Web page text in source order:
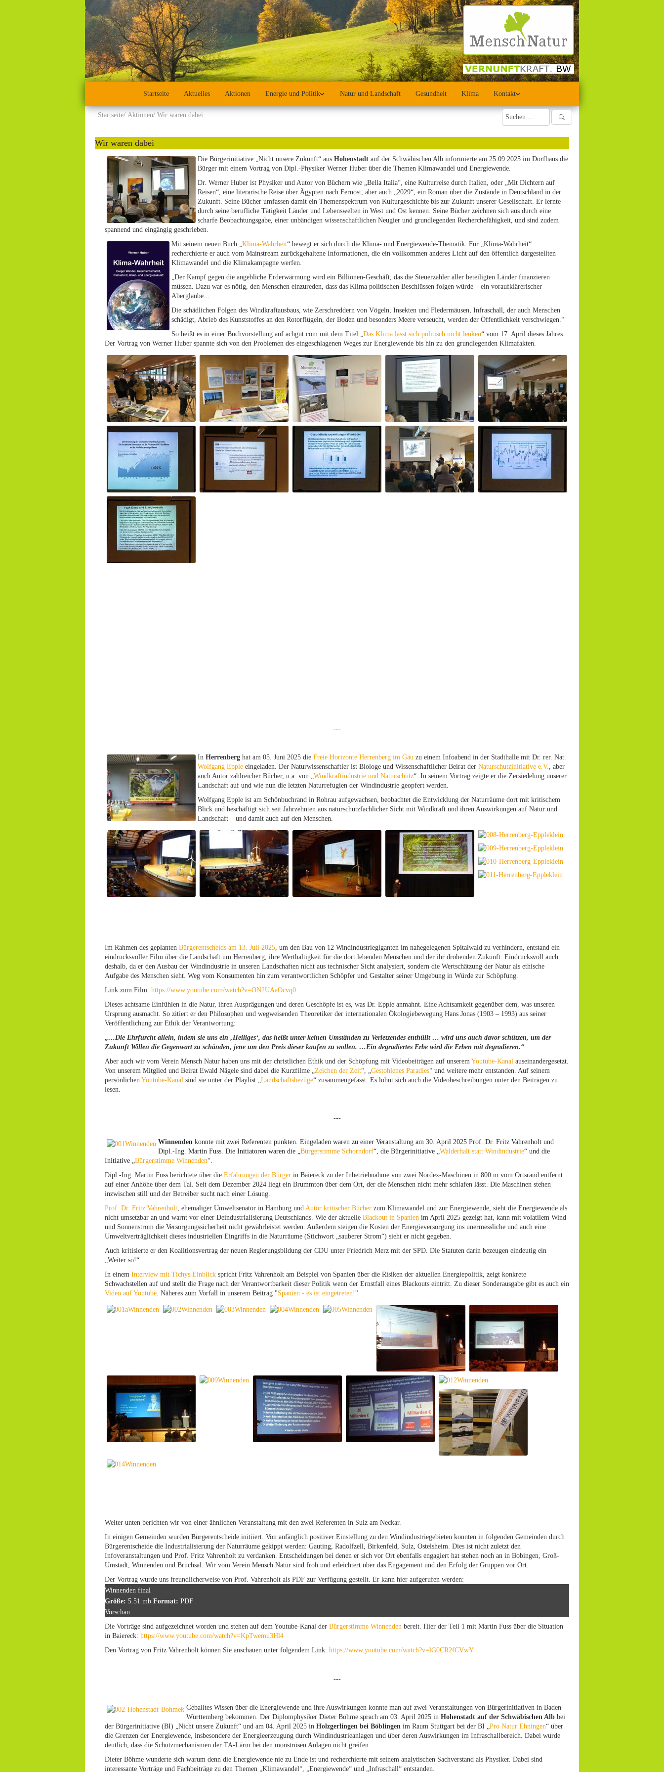
Startseite Aktuelles Aktionen Energie und Politik Natur und Landschaft Gesundheit Klima Kontakt
Startseite Aktionen Wir waren dabei
Wir waren dabei
Die Bürgerinitiative „Nicht unsere Zukunft“ aus Hohenstadt auf der Schwäbischen Alb informierte am 25.09.2025 im Dorfhaus die
Bürger mit einem Vortrag von Dipl.-Physiker Werner Huber über die Themen Klimawandel und Energiewende.
Dr. Werner Huber ist Physiker und Autor von Büchern wie „Bella Italia“, eine Kulturreise durch Italien, oder „Mit Dichtern auf
Reisen“, eine literarische Reise über Ägypten nach Fernost, aber auch „2029“, ein Roman über die Zustände in Deutschland in der
Zukunft. Seine Bücher umfassen damit ein Themenspektrum von Kulturgeschichte bis zur Zukunft unserer Gesellschaft. Er lernte
durch seine berufliche Tätigkeit Länder und Lebenswelten in West und Ost kennen. Seine Bücher zeichnen sich aus durch eine
scharfe Beobachtungsgabe, einer unbändigen wissenschaftlichen Neugier und grundlegenden Recherchefähigkeit, und sind zudem
spannend und eingängig geschrieben.
Mit seinem neuen Buch „Klima-Wahrheit“ bewegt er sich durch die Klima- und Energiewende-Thematik. Für „Klima-Wahrheit“
recherchierte er auch vom Mainstream zurückgehaltene Informationen, die ein vollkommen anderes Licht auf den öffentlich dargestellten
Klimawandel und die Klimakampagne werfen.
„Der Kampf gegen die angebliche Erderwärmung wird ein Billionen-Geschäft, das die Steuerzahler aller beteiligten Länder finanzieren
müssen. Dazu war es nötig, den Menschen einzureden, dass das Klima politischen Beschlüssen folgen würde – ein voraufklärerischer
Aberglaube...
Die schädlichen Folgen des Windkraftausbaus, wie Zerschreddern von Vögeln, Insekten und Fledermäusen, Infraschall, der auch Menschen
schädigt, Abrieb des Kunststoffes an den Rotorflügeln, der Boden und besonders Meere verseucht, werden der Öffentlichkeit verschwiegen.“
So heißt es in einer Buchvorstellung auf achgut.com mit dem Titel „Das Klima lässt sich politisch nicht lenken“ vom 17. April dieses Jahres.
Der Vortrag von Werner Huber spannte sich von den Problemen des eingeschlagenen Weges zur Energiewende bis hin zu den grundlegenden Klimafakten.
---
In Herrenberg hat am 05. Juni 2025 die Freie Horizonte Herrenberg im Gäu zu einem Infoabend in der Stadthalle mit Dr. rer. Nat.
Wolfgang Epple eingeladen. Der Naturwissenschaftler ist Biologe und Wissenschaftlicher Beirat der Naturschutzinitiative e.V., aber
auch Autor zahlreicher Bücher, u.a. von „Windkraftindustrie und Naturschutz“. In seinem Vortrag zeigte er die Zersiedelung unserer
Landschaft auf und wie nun die letzten Naturrefugien der Windindustrie geopfert werden.
Wolfgang Epple ist am Schönbuchrand in Rohrau aufgewachsen, beobachtet die Entwicklung der Naturräume dort mit kritischem
Blick und beschäftigt sich seit Jahrzehnten aus naturschutzfachlicher Sicht mit Windkraft und ihren Auswirkungen auf Natur und
Landschaft – und damit auch auf den Menschen.
Im Rahmen des geplanten Bürgerentscheids am 13. Juli 2025, um den Bau von 12 Windindustriegiganten im nahegelegenen Spitalwald zu verhindern, entstand ein
eindrucksvoller Film über die Landschaft um Herrenberg, ihre Werthaltigkeit für die dort lebenden Menschen und der ihr drohenden Zukunft. Eindrucksvoll auch
deshalb, da er den Ausbau der Windindustrie in unseren Landschaften nicht aus technischer Sicht analysiert, sondern die Wertschätzung der Natur als ethische
Aufgabe des Menschen sieht. Weg vom Konsumenten hin zum verantwortlichen Schöpfer und Gestalter seiner Umgebung in Würde zur Schöpfung.
Link zum Film: https://www.youtube.com/watch?v=ON2UAaOcvq0
Dieses achtsame Einfühlen in die Natur, ihren Ausprägungen und deren Geschöpfe ist es, was Dr. Epple anmahnt. Eine Achtsamkeit gegenüber dem, was unseren
Ursprung ausmacht. So zitiert er den Philosophen und wegweisenden Theoretiker der internationalen Ökologiebewegung Hans Jonas (1903 – 1993) aus seiner
Veröffentlichung zur Ethik der Verantwortung:
„…Die Ehrfurcht allein, indem sie uns ein ‚Heiliges‘, das heißt unter keinen Umständen zu Verletzendes enthüllt … wird uns auch davor schützen, um der
Zukunft Willen die Gegenwart zu schänden, jene um den Preis dieser kaufen zu wollen. …Ein degradiertes Erbe wird die Erben mit degradieren.“
Aber auch wir vom Verein Mensch Natur haben uns mit der christlichen Ethik und der Schöpfung mit Videobeiträgen auf unserem Youtube-Kanal auseinandergesetzt.
Von unserem Mitglied und Beirat Ewald Nägele sind dabei die Kurzfilme „Zeichen der Zeit“, „Gestohlenes Paradies“ und weitere mehr entstanden. Auf seinem
persönlichen Youtube-Kanal sind sie unter der Playlist „Landschaftsbezüge“ zusammengefasst. Es lohnt sich auch die Videobeschreibungen unter den Beiträgen zu
lesen.
---
Winnenden konnte mit zwei Referenten punkten. Eingeladen waren zu einer Veranstaltung am 30. April 2025 Prof. Dr. Fritz Vahrenholt und
Dipl.-Ing. Martin Fuss. Die Initiatoren waren die „Bürgerstimme Schorndorf“, die Bürgerinitiative „Walderhalt statt Windindustrie“ und die
Initiative „Bürgerstimme Winnenden“.
Dipl.-Ing. Martin Fuss berichtete über die Erfahrungen der Bürger in Baiereck zu der Inbetriebnahme von zwei Nordex-Maschinen in 800 m vom Ortsrand entfernt
auf einer Anhöhe über dem Tal. Seit dem Dezember 2024 liegt ein Brummton über dem Ort, der die Menschen nicht mehr schlafen lässt. Die Maschinen stehen
inzwischen still und der Betreiber sucht nach einer Lösung.
Prof. Dr. Fritz Vahrenholt, ehemaliger Umweltsenator in Hamburg und Autor kritischer Bücher zum Klimawandel und zur Energiewende, sieht die Energiewende als
nicht umsetzbar an und warnt vor einer Deindustrialisierung Deutschlands. Wie der aktuelle Blackout in Spanien im April 2025 gezeigt hat, kann mit volatilem Wind-
und Sonnenstrom die Versorgungssicherheit nicht gewährleistet werden. Außerdem steigen die Kosten der Energieversorgung ins unermessliche und auch eine
Umweltverträglichkeit dieses industriellen Eingriffs in die Naturräume (Stichwort „sauberer Strom“) sieht er nicht gegeben.
Auch kritisierte er den Koalitionsvertrag der neuen Regierungsbildung der CDU unter Friedrich Merz mit der SPD. Die Statuten darin bezeugen eindeutig ein
„Weiter so!“.
In einem Interview mit Tichys Einblick spricht Fritz Vahrenholt am Beispiel von Spanien über die Risiken der aktuellen Energiepolitik, zeigt konkrete
Schwachstellen auf und stellt die Frage nach der Verantwortbarkeit dieser Politik wenn der Ernstfall eines Blackouts eintritt. Zu dieser Sonderausgabe gibt es auch ein
Video auf Youtube. Näheres zum Vorfall in unserem Beitrag "Spanien - es ist eingetreten! "
Weiter unten berichten wir von einer ähnlichen Veranstaltung mit den zwei Referenten in Sulz am Neckar.
In einigen Gemeinden wurden Bürgerentscheide initiiert. Von anfänglich positiver Einstellung zu den Windindustriegebieten konnten in folgenden Gemeinden durch
Bürgerentscheide die Industrialisierung der Naturräume gekippt werden: Gauting, Radolfzell, Birkenfeld, Sulz, Ostelsheim. Dies ist nicht zuletzt den
Infoveranstaltungen und Prof. Fritz Vahrenholt zu verdanken. Entscheidungen bei denen er sich vor Ort ebenfalls engagiert hat stehen noch an in Bobingen, Groß-
Umstadt, Winnenden und Bruchsal. Wir vom Verein Mensch Natur sind froh und erleichtert über das Engagement und den Erfolg der Gruppen vor Ort.
Der Vortrag wurde uns freundlicherweise von Prof. Vahrenholt als PDF zur Verfügung gestellt. Er kann hier aufgerufen werden:
Winnenden final
Größe: 5.51 mb Format: PDF
Vorschau
Die Vorträge sind aufgezeichnet worden und stehen auf dem Youtube-Kanal der Bürgerstimme Winnenden bereit. Hier der Teil 1 mit Martin Fuss über die Situation
in Baiereck: https://www.youtube.com/watch?v=KpTwemu3Hl4
Den Vortrag von Fritz Vahrenholt können Sie anschauen unter folgendem Link: https://www.youtube.com/watch?v=lG0CR2fCVwY
---
Geballtes Wissen über die Energiewende und ihre Auswirkungen konnte man auf zwei Veranstaltungen von Bürgerinitiativen in Baden-
Württemberg bekommen. Der Diplomphysiker Dieter Böhme sprach am 03. April 2025 in Hohenstadt auf der Schwäbischen Alb bei
der Bürgerinitiative (BI) „Nicht unsere Zukunft“ und am 04. April 2025 in Holzgerlingen bei Böblingen im Raum Stuttgart bei der BI „Pro Natur Ehningen“ über
die Grenzen der Energiewende, insbesondere der Energieerzeugung durch Windindustrieanlagen und über deren Auswirkungen im Infraschallbereich. Dabei wurde
deutlich, dass die Schutzmechanismen der TA-Lärm bei den monströsen Anlagen nicht greifen.
Dieter Böhme wunderte sich warum denn die Energiewende nie zu Ende ist und recherchierte mit seinem analytischen Sachverstand als Physiker. Dabei sind
interessante Vorträge und Fachbeiträge zu den Themen „Klimawandel“, „Energiewende“ und „Infraschall“ entstanden.